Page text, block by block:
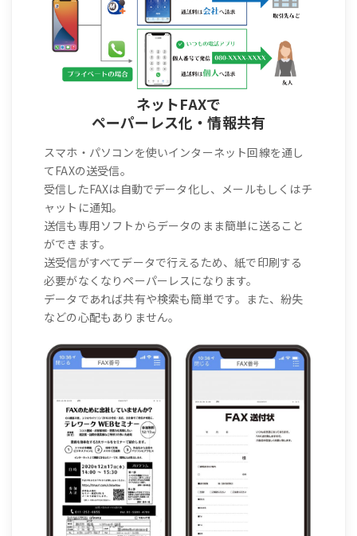
ネットFAXで
ペーパーレス化・情報共有
スマホ・パソコンを使いインターネット回線を通し
てFAXの送受信。
受信したFAXは自動でデータ化し、メールもしくはチ
ャットに通知。
送信も専用ソフトからデータのまま簡単に送ること
ができます。
送受信がすべてデータで行えるため、紙で印刷する
必要がなくなりペーパーレスになります。
データであれば共有や検索も簡単です。また、紛失
などの心配もありません。